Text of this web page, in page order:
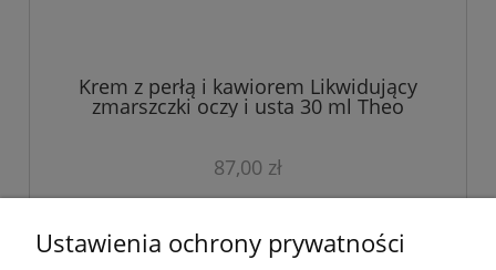
Krem z perłą i kawiorem Likwidujący
zmarszczki oczy i usta 30 ml Theo
Marvee CAVIARISTE
87,00 zł
Ustawienia ochrony prywatności